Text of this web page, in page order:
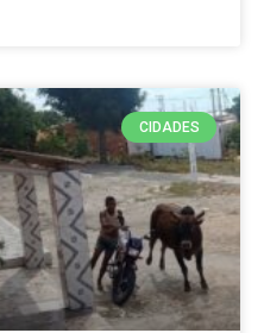
CIDADES